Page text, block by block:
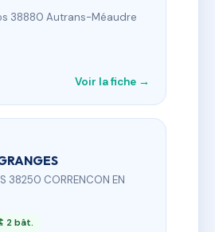
38880 Autrans-Méaudre
Voir la fiche →
38250 CORRENCON EN
2 bât.